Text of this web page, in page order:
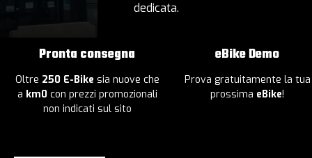
dedicata.
Pronta consegna
Oltre 250 E-Bike sia nuove che
a km0 con prezzi promozionali
non indicati sul sito
eBike Demo
Prova gratuitamente la tua
prossima eBike!